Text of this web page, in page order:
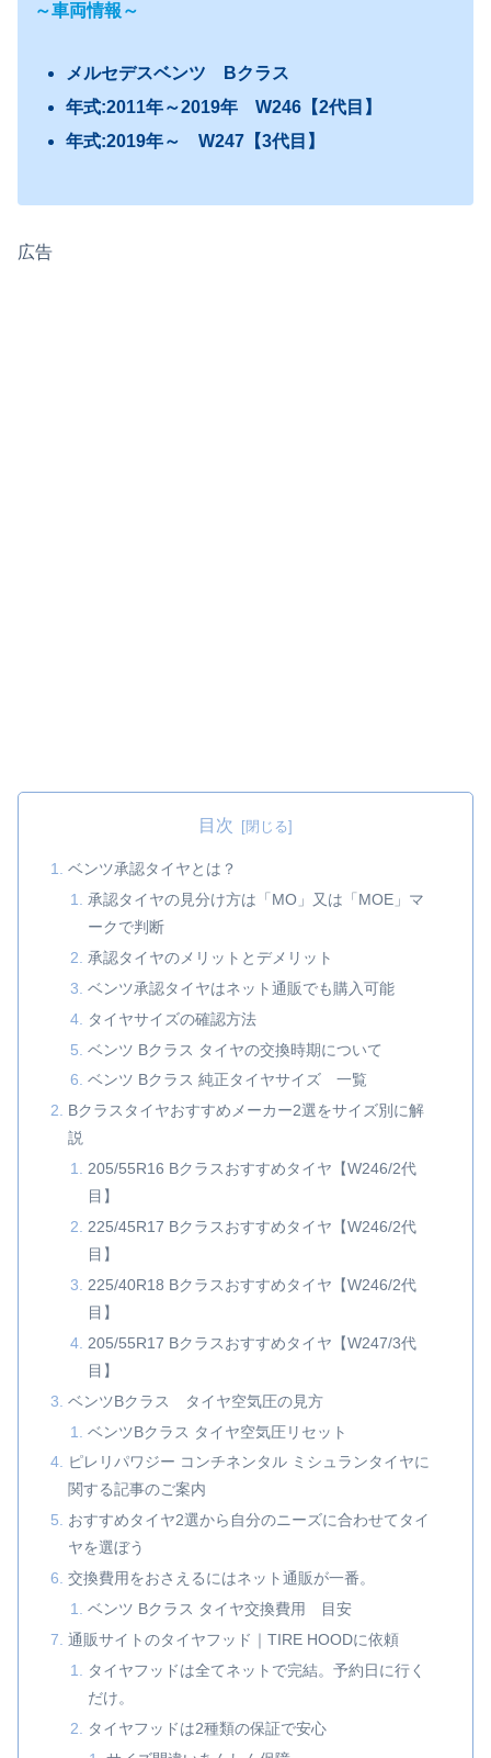
～車両情報～
メルセデスベンツ Bクラス
年式:2011年～2019年 W246【2代目】
年式:2019年～ W247【3代目】
広告
目次
ベンツ承認タイヤとは？
承認タイヤの見分け方は「MO」又は「MOE」マ
ークで判断
承認タイヤのメリットとデメリット
ベンツ承認タイヤはネット通販でも購入可能
タイヤサイズの確認方法
ベンツ Bクラス タイヤの交換時期について
ベンツ Bクラス 純正タイヤサイズ 一覧
Bクラスタイヤおすすめメーカー2選をサイズ別に解
説
205/55R16 Bクラスおすすめタイヤ【W246/2代
目】
225/45R17 Bクラスおすすめタイヤ【W246/2代
目】
225/40R18 Bクラスおすすめタイヤ【W246/2代
目】
205/55R17 Bクラスおすすめタイヤ【W247/3代
目】
ベンツBクラス タイヤ空気圧の見方
ベンツBクラス タイヤ空気圧リセット
ピレリパワジー コンチネンタル ミシュランタイヤに
関する記事のご案内
おすすめタイヤ2選から自分のニーズに合わせてタイ
ヤを選ぼう
交換費用をおさえるにはネット通販が一番。
ベンツ Bクラス タイヤ交換費用 目安
通販サイトのタイヤフッド｜TIRE HOODに依頼
タイヤフッドは全てネットで完結。予約日に行く
だけ。
タイヤフッドは2種類の保証で安心